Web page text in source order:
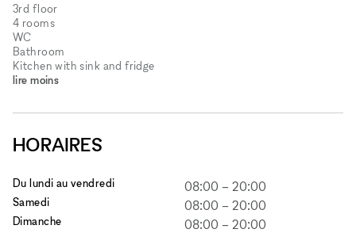
3rd floor
4 rooms
WC
Bathroom
Kitchen with sink and fridge
lire moins
HORAIRES
Du lundi au vendredi 08:00 – 20:00
Samedi 08:00 – 20:00
Dimanche 08:00 – 20:00